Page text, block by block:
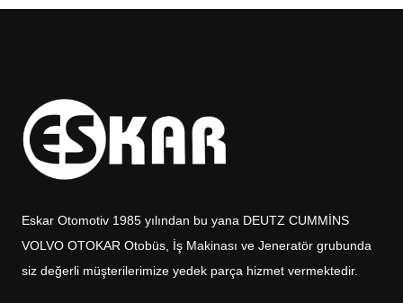
Eskar Otomotiv 1985 yılından bu yana DEUTZ CUMMİNS
VOLVO OTOKAR Otobüs, İş Makinası ve Jeneratör grubunda
siz değerli müşterilerimize yedek parça hizmet vermektedir.